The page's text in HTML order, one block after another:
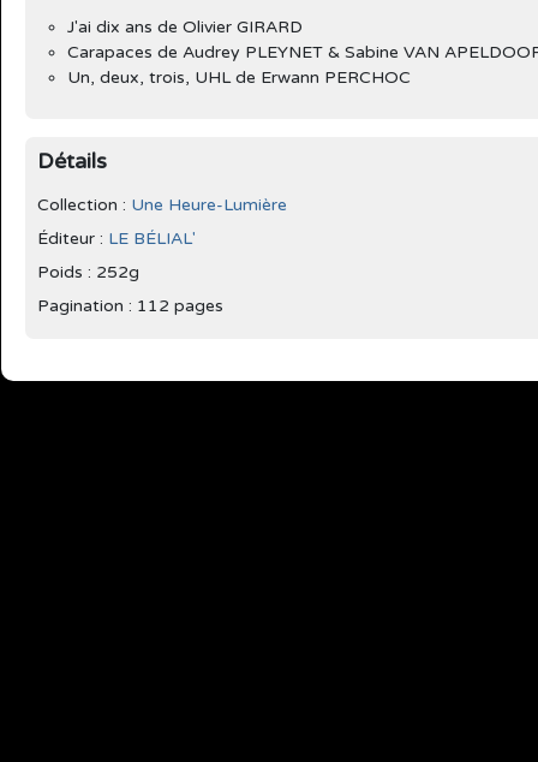
J'ai dix ans de Olivier GIRARD
Carapaces de Audrey PLEYNET & Sabine VAN
Un, deux, trois, UHL de Erwann PERCHOC
Détails
Collection : Une Heure-Lumière
Éditeur : LE BÉLIAL'
Poids : 252g
Pagination : 112 pages